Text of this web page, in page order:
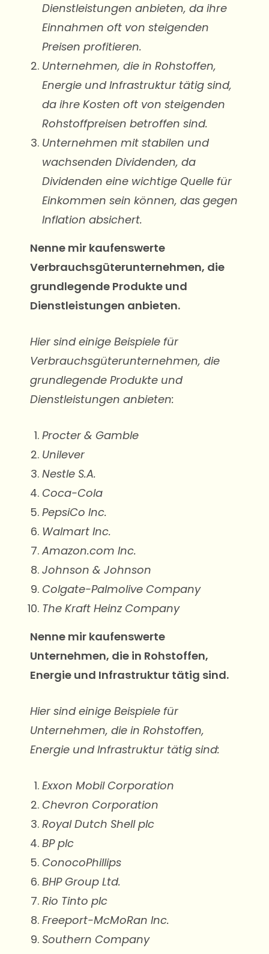
Dienstleistungen anbieten, da ihre
Einnahmen oft von steigenden
Preisen profitieren.
Unternehmen, die in Rohstoffen,
Energie und Infrastruktur tätig sind,
da ihre Kosten oft von steigenden
Rohstoffpreisen betroffen sind.
Unternehmen mit stabilen und
wachsenden Dividenden, da
Dividenden eine wichtige Quelle für
Einkommen sein können, das gegen
Inflation absichert.
Nenne mir kaufenswerte
Verbrauchsgüterunternehmen, die
grundlegende Produkte und
Dienstleistungen anbieten.
Hier sind einige Beispiele für
Verbrauchsgüterunternehmen, die
grundlegende Produkte und
Dienstleistungen anbieten:
Procter & Gamble
Unilever
Nestle S.A.
Coca-Cola
PepsiCo Inc.
Walmart Inc.
Amazon.com Inc.
Johnson & Johnson
Colgate-Palmolive Company
The Kraft Heinz Company
Nenne mir kaufenswerte
Unternehmen, die in Rohstoffen,
Energie und Infrastruktur tätig sind.
Hier sind einige Beispiele für
Unternehmen, die in Rohstoffen,
Energie und Infrastruktur tätig sind:
Exxon Mobil Corporation
Chevron Corporation
Royal Dutch Shell plc
BP plc
ConocoPhillips
BHP Group Ltd.
Rio Tinto plc
Freeport-McMoRan Inc.
Southern Company